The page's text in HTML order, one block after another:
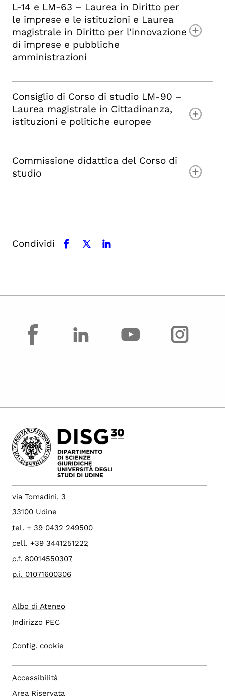
L-14 e LM-63 – Laurea in Diritto per
le imprese e le istituzioni e Laurea
magistrale in Diritto per l’innovazione
di imprese e pubbliche
amministrazioni
Consiglio di Corso di studio LM-90 –
Laurea magistrale in Cittadinanza,
istituzioni e politiche europee
Commissione didattica del Corso di
studio
Condividi facebookx.comlinkedin
facebook
via Tomadini, 3
33100 Udine
tel. + 39 0432 249500
cell. +39 3441251222
c.f. 80014550307
p.i. 01071600306
Albo di Ateneo
Indirizzo PEC
Config. cookie
Accessibilità
Area Riservata